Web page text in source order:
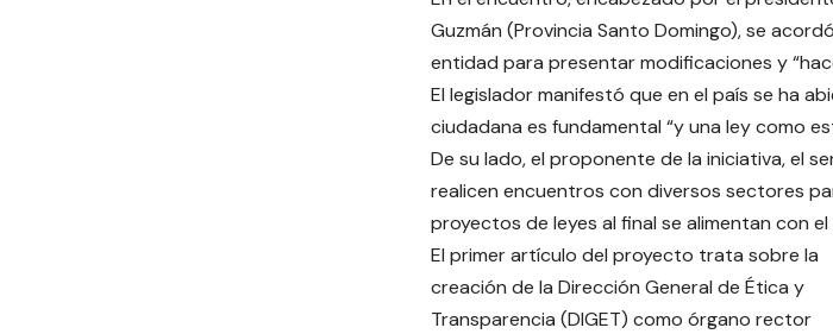
Guzmán (Provincia Santo Domingo), se
entidad para presentar modificaciones y
El legislador manifestó que en el país se ha
ciudadana es fundamental “y una ley como
De su lado, el proponente de la iniciativa, el
realicen encuentros con diversos sectores
proyectos de leyes al final se alimentan con
El primer artículo del proyecto trata sobre la
creación de la Dirección General de Ética y
Transparencia (DIGET) como órgano rector